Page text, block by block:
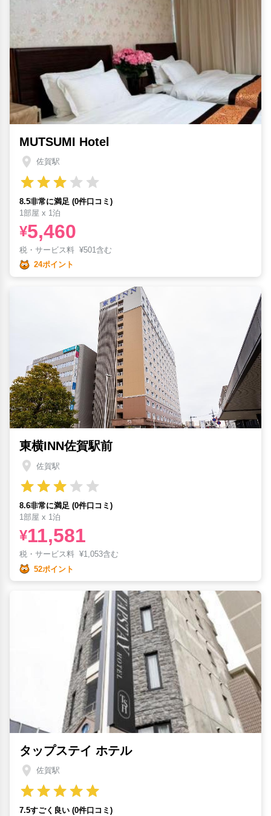
MUTSUMI Hotel
佐賀駅
8.5非常に満足 (0件口コミ)
1部屋 x 1泊
¥5,460
税・サービス料 ¥501含む
24ポイント
東横INN佐賀駅前
佐賀駅
8.6非常に満足 (0件口コミ)
1部屋 x 1泊
¥11,581
税・サービス料 ¥1,053含む
52ポイント
タップステイ ホテル
佐賀駅
7.5すごく良い (0件口コミ)